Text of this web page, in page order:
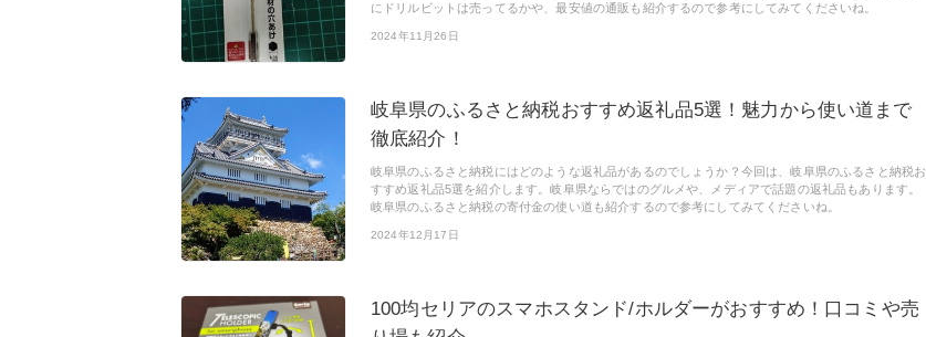
にドリルビットは売ってるかや、最安値の通販も紹介するので参考にしてみてくださいね。
2024年11月26日
岐阜県のふるさと納税おすすめ返礼品5選！魅力から使い道まで
徹底紹介！
岐阜県のふるさと納税にはどのような返礼品があるのでしょうか？今回は、岐阜県のふるさと納税お
すすめ返礼品5選を紹介します。岐阜県ならではのグルメや、メディアで話題の返礼品もあります。
岐阜県のふるさと納税の寄付金の使い道も紹介するので参考にしてみてくださいね。
2024年12月17日
100均セリアのスマホスタンド/ホルダーがおすすめ！口コミや売